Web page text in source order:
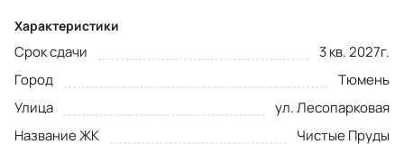
Характеристики
Срок сдачи
3 кв. 2027г.
Город
Тюмень
Улица
ул. Лесопарковая
Название ЖК
Чистые Пруды